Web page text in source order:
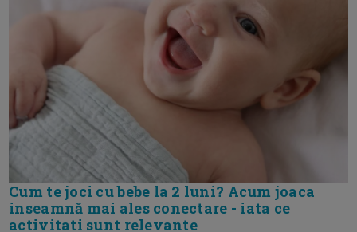
Cum te joci cu bebe la 2 luni? Acum joaca
inseamnă mai ales conectare - iata ce
activitati sunt relevante